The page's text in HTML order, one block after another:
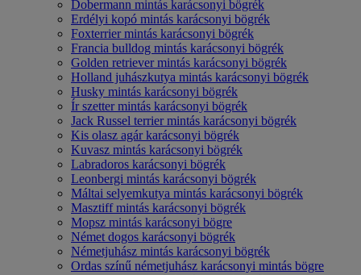
Dobermann mintás karácsonyi bögrék
Erdélyi kopó mintás karácsonyi bögrék
Foxterrier mintás karácsonyi bögrék
Francia bulldog mintás karácsonyi bögrék
Golden retriever mintás karácsonyi bögrék
Holland juhászkutya mintás karácsonyi bögrék
Husky mintás karácsonyi bögrék
Ír szetter mintás karácsonyi bögrék
Jack Russel terrier mintás karácsonyi bögrék
Kis olasz agár karácsonyi bögrék
Kuvasz mintás karácsonyi bögrék
Labradoros karácsonyi bögrék
Leonbergi mintás karácsonyi bögrék
Máltai selyemkutya mintás karácsonyi bögrék
Masztiff mintás karácsonyi bögrék
Mopsz mintás karácsonyi bögre
Német dogos karácsonyi bögrék
Németjuhász mintás karácsonyi bögrék
Ordas színű németjuhász karácsonyi mintás bögre